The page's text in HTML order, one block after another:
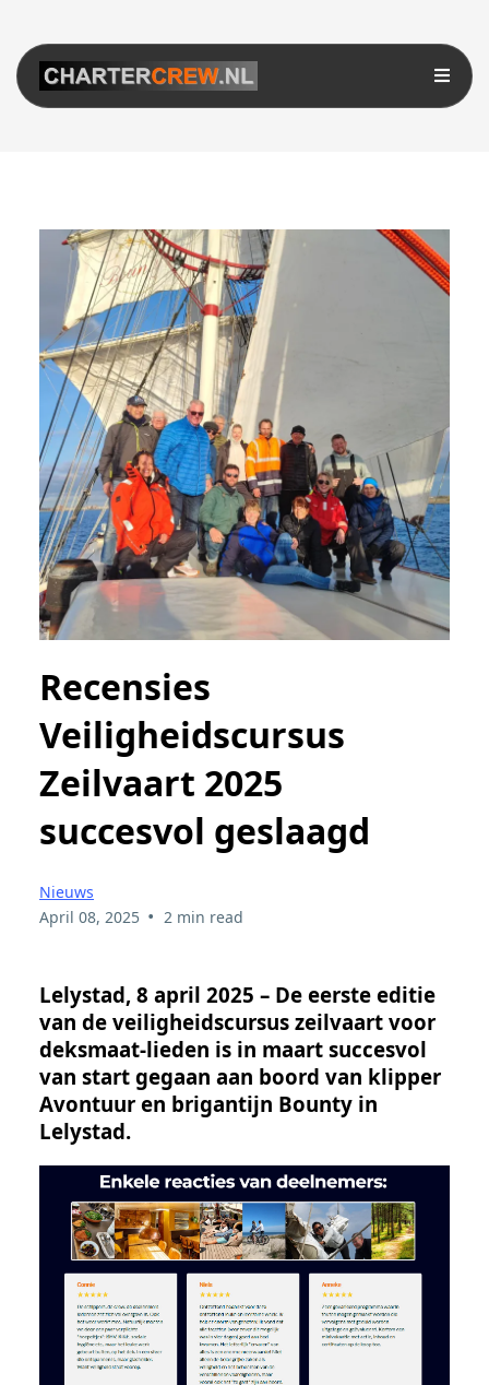
Recensies
Veiligheidscursus
Zeilvaart 2025
succesvol geslaagd
Nieuws
April 08, 2025 • 2 min read
Lelystad, 8 april 2025 – De eerste editie
van de veiligheidscursus zeilvaart voor
deksmaat-lieden is in maart succesvol
van start gegaan aan boord van klipper
Avontuur en brigantijn Bounty in
Lelystad.